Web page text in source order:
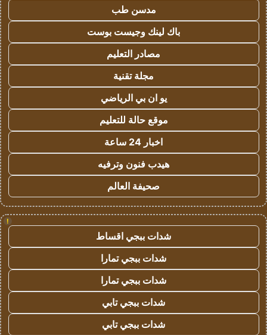
مدسن طب
باك لينك وجيست بوست
مصادر التعليم
مجلة تقنية
يو ان بي الرياضي
موقع حالة للتعليم
اخبار 24 ساعة
هيدب فنون وترفيه
صحيفة العالم
!
شدات ببجي اقساط
شدات ببجي تمارا
شدات ببجي تمارا
شدات ببجي تابي
شدات ببجي تابي